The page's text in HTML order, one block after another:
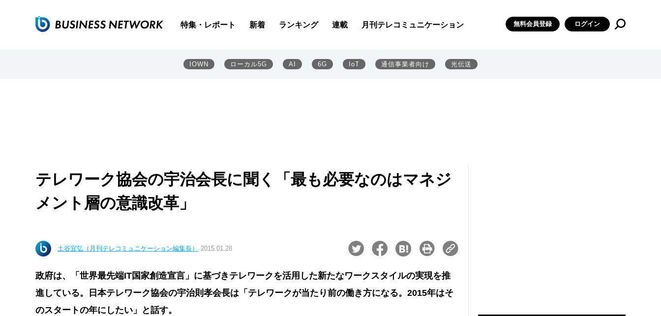
特集・レポート 新着 ランキング 連載 月刊テレコミュニケーション 無料会員登録 ログイン
IOWN ローカル5G AI 6G IoT 通信事業者向け 光伝送
テレワーク協会の宇治会長に聞く「最も必要なのはマネジ
メント層の意識改革」
土谷宜弘（月刊テレコミュニケーション編集長） 2015.01.28
政府は、「世界最先端IT国家創造宣言」に基づきテレワークを活用した新たなワークスタイルの実現を推
進している。日本テレワーク協会の宇治則孝会長は「テレワークが当たり前の働き方になる。2015年はそ
のスタートの年にしたい」と話す。